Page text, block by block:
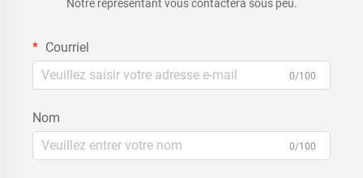
Notre représentant vous contactera sous peu.
Courriel
0/100
Nom
0/100